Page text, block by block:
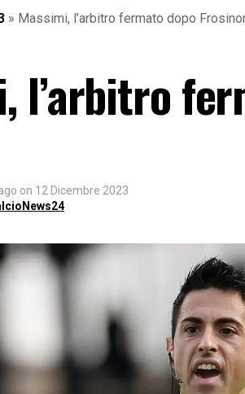
» Massimi, l’arbitro fermato dopo
l’arbitro
on 12 Dicembre 2023